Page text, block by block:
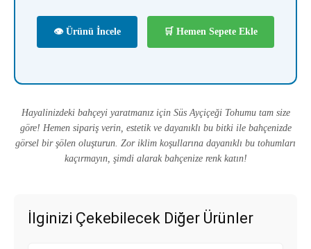
👁 Ürünü İncele 🛒 Hemen Sepete Ekle
Hayalinizdeki bahçeyi yaratmanız için Süs Ayçiçeği Tohumu tam size
göre! Hemen sipariş verin, estetik ve dayanıklı bu bitki ile bahçenizde
görsel bir şölen oluşturun. Zor iklim koşullarına dayanıklı bu tohumları
kaçırmayın, şimdi alarak bahçenize renk katın!
İlginizi Çekebilecek Diğer Ürünler